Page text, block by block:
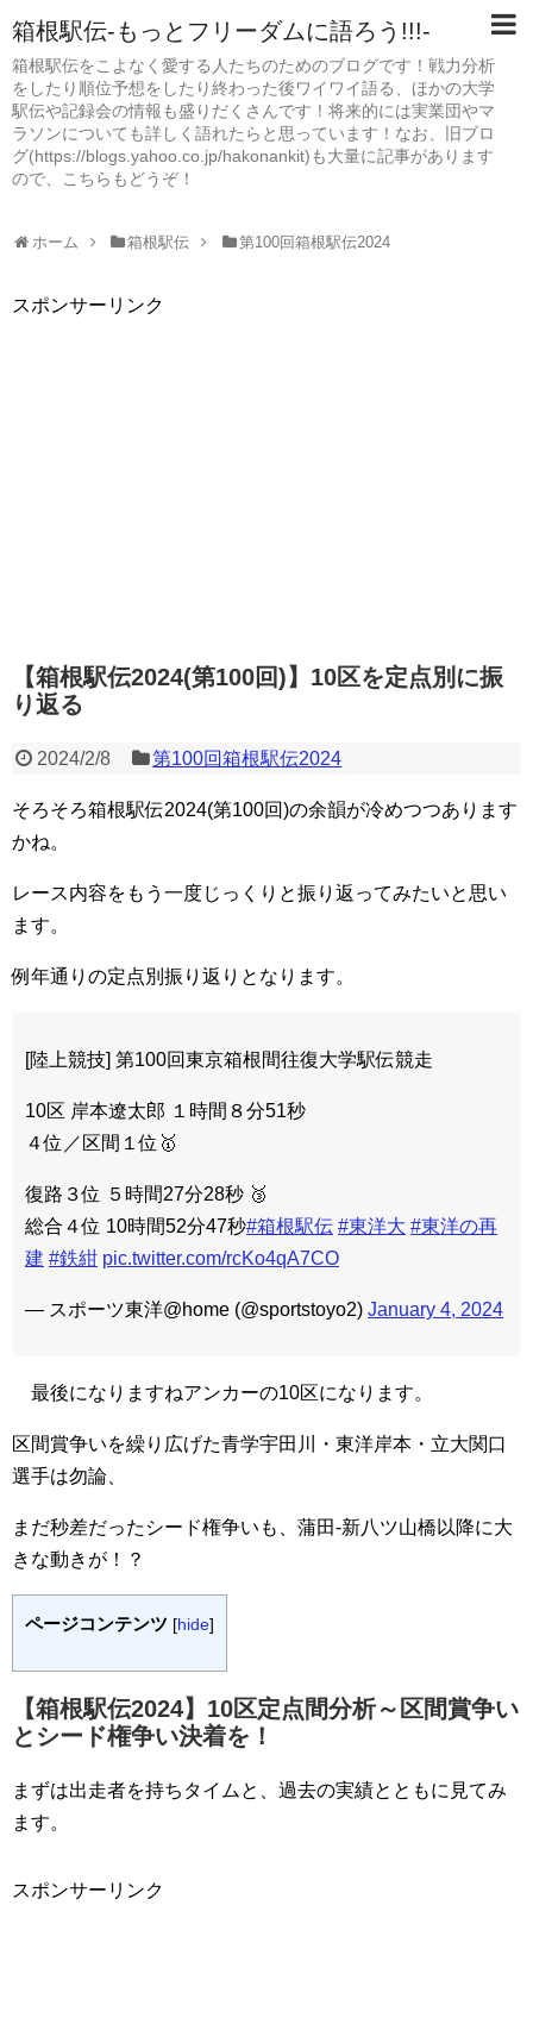
箱根駅伝-もっとフリーダムに語ろう!!!-
箱根駅伝をこよなく愛する人たちのためのブログです！戦力分析
をしたり順位予想をしたり終わった後ワイワイ語る、ほかの大学
駅伝や記録会の情報も盛りだくさんです！将来的には実業団やマ
ラソンについても詳しく語れたらと思っています！なお、旧ブロ
グ(https://blogs.yahoo.co.jp/hakonankit)も大量に記事があります
ので、こちらもどうぞ！
ホーム 箱根駅伝 第100回箱根駅伝2024
スポンサーリンク
【箱根駅伝2024(第100回)】10区を定点別に振
り返る
2024/2/8 第100回箱根駅伝2024
そろそろ箱根駅伝2024(第100回)の余韻が冷めつつあります
かね。
レース内容をもう一度じっくりと振り返ってみたいと思い
ます。
例年通りの定点別振り返りとなります。
[陸上競技] 第100回東京箱根間往復大学駅伝競走
10区 岸本遼太郎 １時間８分51秒
４位／区間１位🥇
復路３位 ５時間27分28秒 🥉
総合４位 10時間52分47秒#箱根駅伝 #東洋大 #東洋の再
建 #鉄紺 pic.twitter.com/rcKo4qA7CO
— スポーツ東洋@home (@sportstoyo2) January 4, 2024
最後になりますねアンカーの10区になります。
区間賞争いを繰り広げた青学宇田川・東洋岸本・立大関口
選手は勿論、
まだ秒差だったシード権争いも、蒲田-新八ツ山橋以降に大
きな動きが！？
ページコンテンツ [hide]
【箱根駅伝2024】10区定点間分析～区間賞争い
とシード権争い決着を！
まずは出走者を持ちタイムと、過去の実績とともに見てみ
ます。
スポンサーリンク